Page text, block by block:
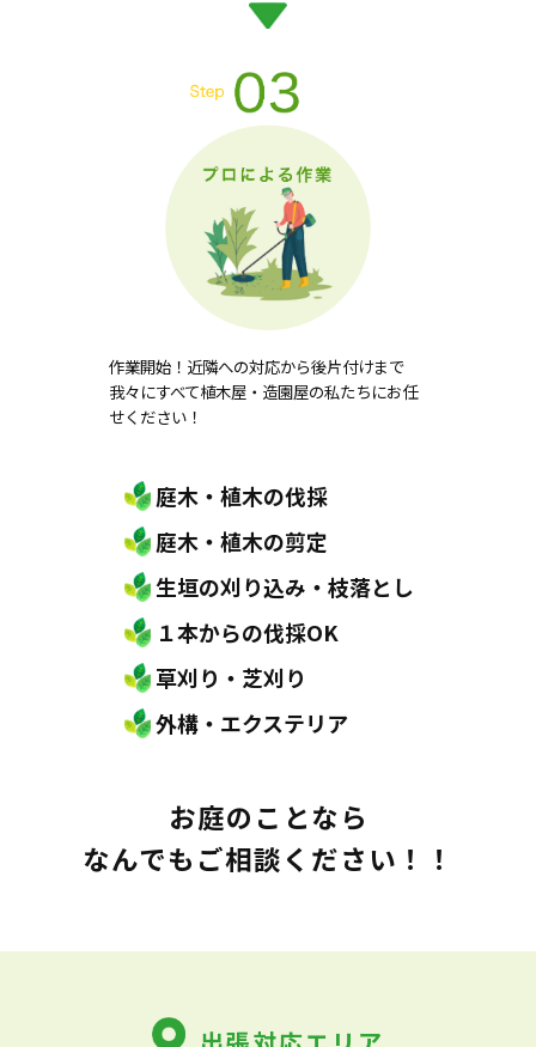
作業開始！近隣への対応から後片付けまで
我々にすべて植木屋・造園屋の私たちにお任
せください！
庭木・植木の伐採
庭木・植木の剪定
生垣の刈り込み・枝落とし
１本からの伐採OK
草刈り・芝刈り
外構・エクステリア
お庭のことなら
なんでもご相談ください！！